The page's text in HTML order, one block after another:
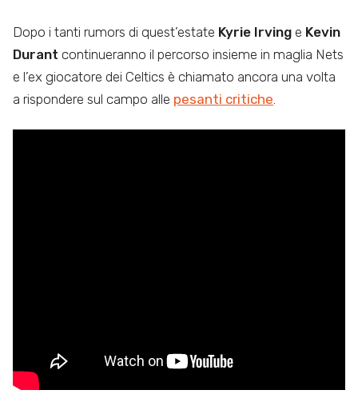
Dopo i tanti rumors di quest’estate Kyrie Irving e Kevin
Durant continueranno il percorso insieme in maglia Nets
e l’ex giocatore dei Celtics è chiamato ancora una volta
a rispondere sul campo alle pesanti critiche.